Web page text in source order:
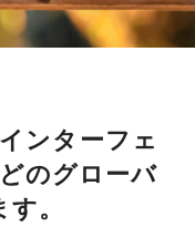
ンターフェ
のグローバ
。